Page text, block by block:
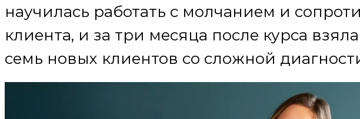
научилась работать с молчанием и
клиента, и за три месяца после курса
семь новых клиентов со сложной